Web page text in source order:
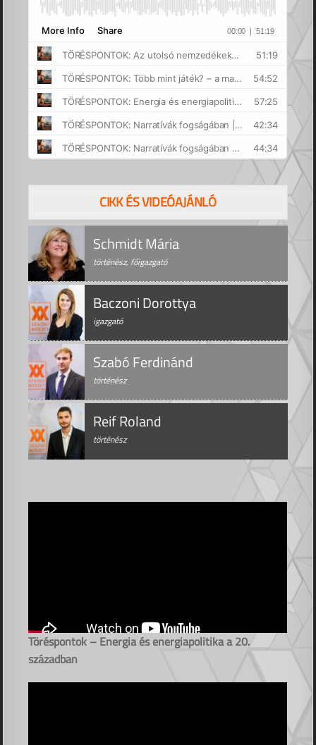
CIKK ÉS VIDEÓAJÁNLÓ
Schmidt Mária
történész, főigazgató
Baczoni Dorottya
igazgató
Szabó Ferdinánd
történész
Reif Roland
történész
Töréspontok – Energia és energiapolitika a 20.
században